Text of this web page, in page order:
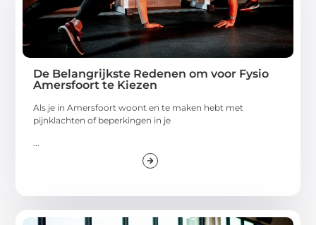
De Belangrijkste Redenen om voor Fysio
Amersfoort te Kiezen
Als je in Amersfoort woont en te maken hebt met
pijnklachten of beperkingen in je
...